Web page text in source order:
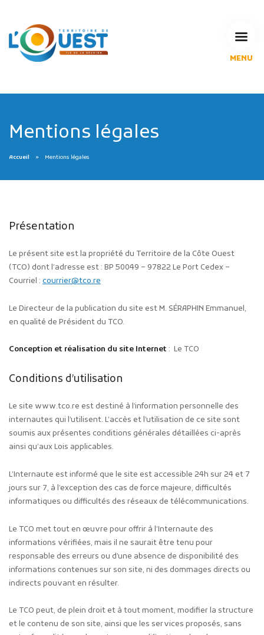
MENU
Espace Pédagogique
RECHERCHE
MES DÉMARCHES
Marchés publics
Plans d'accès
Mentions légales
Accueil Mentions légales
Présentation
Le présent site est la propriété du Territoire de la Côte Ouest
(TCO) dont l’adresse est : BP 50049 – 97822 Le Port Cedex –
Courriel : courrier@tco.re
Le Directeur de la publication du site est M. SÉRAPHIN Emmanuel,
en qualité de Président du TCO.
Conception et réalisation du site Internet : Le TCO
Conditions d’utilisation
Le site www.tco.re est destiné à l’information personnelle des
internautes qui l’utilisent. L’accès et l’utilisation de ce site sont
soumis aux présentes conditions générales détaillées ci-après
ainsi qu’aux Lois applicables.
L’Internaute est informé que le site est accessible 24h sur 24 et 7
jours sur 7, à l’exception des cas de force majeure, difficultés
informatiques ou difficultés des réseaux de télécommunications.
Le TCO met tout en œuvre pour offrir à l’Internaute des
informations vérifiées, mais il ne saurait être tenu pour
responsable des erreurs ou d’une absence de disponibilité des
informations contenues sur son site, ni des dommages directs ou
indirects pouvant en résulter.
Le TCO peut, de plein droit et à tout moment, modifier la structure
et le contenu de son site, ainsi que les services proposés, sans